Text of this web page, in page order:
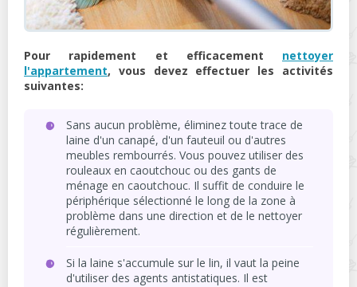
Pour rapidement et efficacement nettoyer
l'appartement, vous devez effectuer les activités
suivantes:
Sans aucun problème, éliminez toute trace de
laine d'un canapé, d'un fauteuil ou d'autres
meubles rembourrés. Vous pouvez utiliser des
rouleaux en caoutchouc ou des gants de
ménage en caoutchouc. Il suffit de conduire le
périphérique sélectionné le long de la zone à
problème dans une direction et de le nettoyer
régulièrement.
Si la laine s'accumule sur le lin, il vaut la peine
d'utiliser des agents antistatiques. Il est